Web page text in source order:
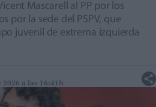
Mascarell al PP por los
por la sede del PSPV, que
juvenil de extrema izquierda
a las 16:41h